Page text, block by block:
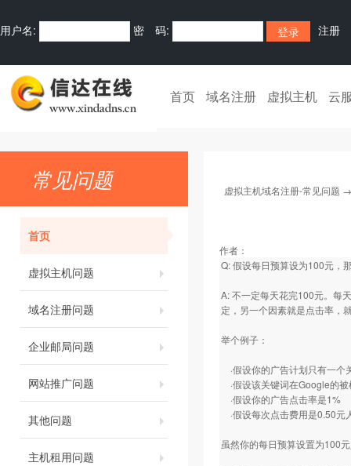
用户名: 密 码: 注册
首页 域名注册 虚拟主机 云
常见问题
首页
虚拟主机问题
域名注册问题
企业邮局问题
网站推广问题
其他问题
主机租用问题
虚拟主机域名注册-常见问题
作者：
Q: 假设每日预算设为100元，
A: 不一定每天花完100元。每
定，另一个因素就是点击率，
举个例子：
·假设你的广告计划只有一个
·假设该关键词在Google的
·假设你的广告点击率是1%
·假设每次点击费用是0.50元
虽然你的每日预算设置为100